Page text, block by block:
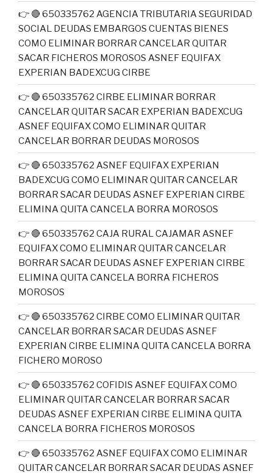
👉 🔴 650335762 AGENCIA TRIBUTARIA SEGURIDAD
SOCIAL DEUDAS EMBARGOS CUENTAS BIENES
COMO ELIMINAR BORRAR CANCELAR QUITAR
SACAR FICHEROS MOROSOS ASNEF EQUIFAX
EXPERIAN BADEXCUG CIRBE
👉 🔴 650335762 CIRBE ELIMINAR BORRAR
CANCELAR QUITAR SACAR EXPERIAN BADEXCUG
ASNEF EQUIFAX COMO ELIMINAR QUITAR
CANCELAR BORRAR DEUDAS MOROSOS
👉 🔴 650335762 ASNEF EQUIFAX EXPERIAN
BADEXCUG COMO ELIMINAR QUITAR CANCELAR
BORRAR SACAR DEUDAS ASNEF EXPERIAN CIRBE
ELIMINA QUITA CANCELA BORRA MOROSOS
👉 🔴 650335762 CAJA RURAL CAJAMAR ASNEF
EQUIFAX COMO ELIMINAR QUITAR CANCELAR
BORRAR SACAR DEUDAS ASNEF EXPERIAN CIRBE
ELIMINA QUITA CANCELA BORRA FICHEROS
MOROSOS
👉 🔴 650335762 CIRBE COMO ELIMINAR QUITAR
CANCELAR BORRAR SACAR DEUDAS ASNEF
EXPERIAN CIRBE ELIMINA QUITA CANCELA BORRA
FICHERO MOROSO
👉 🔴 650335762 COFIDIS ASNEF EQUIFAX COMO
ELIMINAR QUITAR CANCELAR BORRAR SACAR
DEUDAS ASNEF EXPERIAN CIRBE ELIMINA QUITA
CANCELA BORRA FICHEROS MOROSOS
👉 🔴 650335762 ASNEF EQUIFAX COMO ELIMINAR
QUITAR CANCELAR BORRAR SACAR DEUDAS ASNEF